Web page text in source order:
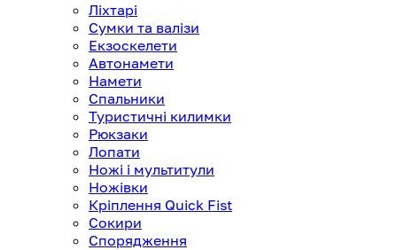
Ліхтарі
Сумки та валізи
Екзоскелети
Автонамети
Намети
Спальники
Туристичні килимки
Рюкзаки
Лопати
Ножі і мультитули
Ножівки
Кріплення Quick Fist
Сокири
Спорядження